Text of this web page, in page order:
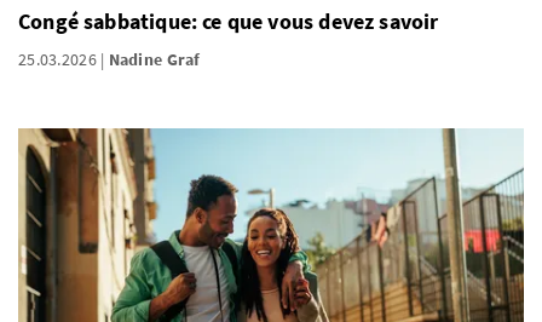
Congé sabbatique: ce que vous devez savoir
25.03.2026 Nadine Graf